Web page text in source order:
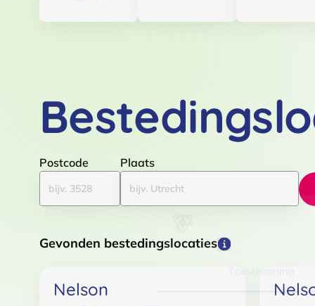
Postcode
Plaats
Gevonden bestedingslocaties
Nelson